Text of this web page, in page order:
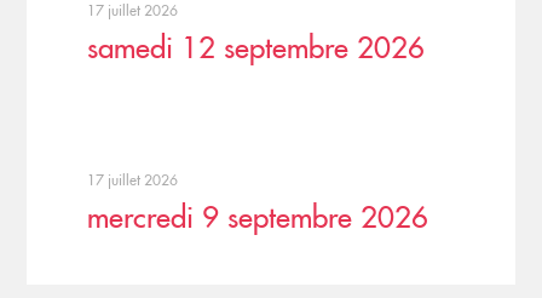
17 juillet 2026
samedi 12 septembre 2026
17 juillet 2026
mercredi 9 septembre 2026